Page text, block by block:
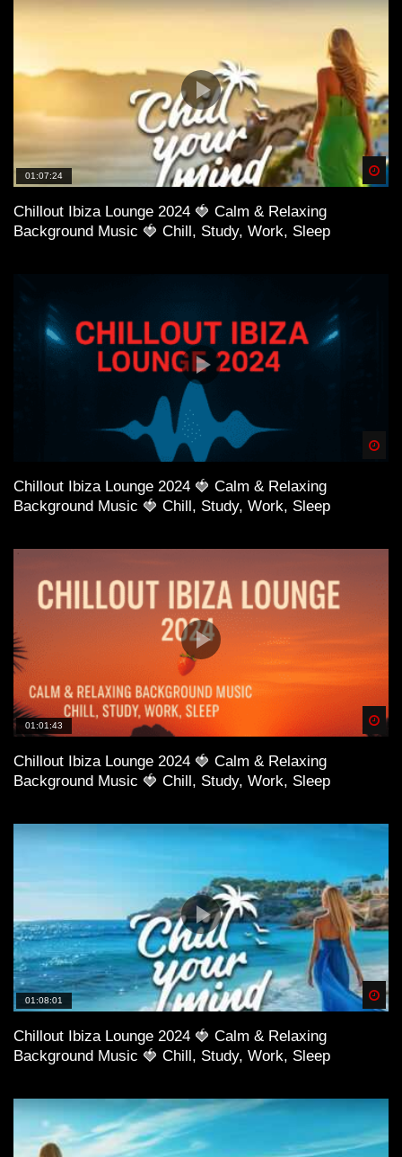
01:07:24
Chillout Ibiza Lounge 2024 🍓 Calm & Relaxing
Background Music 🍓 Chill, Study, Work, Sleep
Chillout Ibiza Lounge 2024 🍓 Calm & Relaxing
Background Music 🍓 Chill, Study, Work, Sleep
01:01:43
Chillout Ibiza Lounge 2024 🍓 Calm & Relaxing
Background Music 🍓 Chill, Study, Work, Sleep
01:08:01
Chillout Ibiza Lounge 2024 🍓 Calm & Relaxing
Background Music 🍓 Chill, Study, Work, Sleep